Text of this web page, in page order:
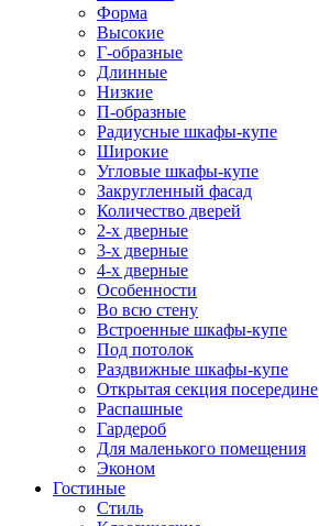
Форма
Высокие
Г-образные
Длинные
Низкие
П-образные
Радиусные шкафы-купе
Широкие
Угловые шкафы-купе
Закругленный фасад
Количество дверей
2-х дверные
3-х дверные
4-х дверные
Особенности
Во всю стену
Встроенные шкафы-купе
Под потолок
Раздвижные шкафы-купе
Открытая секция посередине
Распашные
Гардероб
Для маленького помещения
Эконом
Гостиные
Стиль